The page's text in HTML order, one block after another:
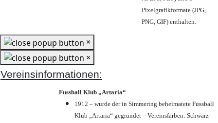
Pixelgrafikformate (JPG,
PNG, GIF) enthalten.
×
×
Vereinsinformationen:
Fussball Klub „Artaria“
1912 – wurde der in Simmering beheimatete Fussball
Klub „Artaria“ gegründet – Vereinsfarben: Schwarz-